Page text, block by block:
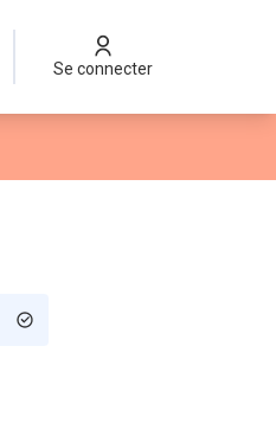
Se connecter